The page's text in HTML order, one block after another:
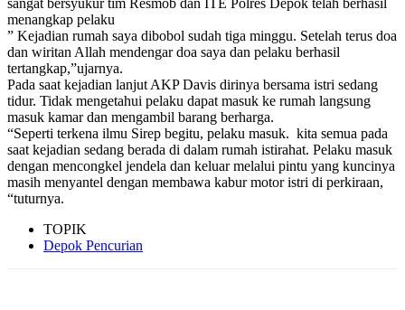
menangkap pelaku
” Kejadian rumah saya dibobol sudah tiga minggu. Setelah terus doa
dan wiritan Allah mendengar doa saya dan pelaku berhasil
tertangkap,”ujarnya.
Pada saat kejadian lanjut AKP Davis dirinya bersama istri sedang
tidur. Tidak mengetahui pelaku dapat masuk ke rumah langsung
masuk kamar dan mengambil barang berharga.
“Seperti terkena ilmu Sirep begitu, pelaku masuk. kita semua pada
saat kejadian sedang berada di dalam rumah istirahat. Pelaku masuk
dengan mencongkel jendela dan keluar melalui pintu yang kuncinya
masih menyantel dengan membawa kabur motor istri di perkiraan,
“tuturnya.
TOPIK
Depok Pencurian